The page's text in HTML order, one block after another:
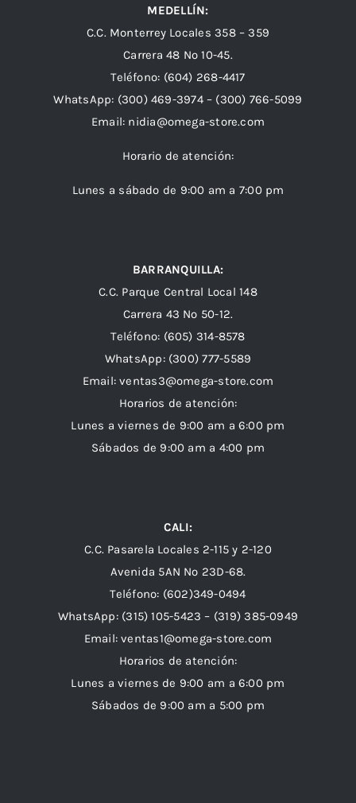
MEDELLÍN:
C.C. Monterrey Locales 358 – 359
Carrera 48 Nº 10-45.
Teléfono: (604) 268-4417
WhatsApp: (300) 469-3974 – (300) 766-5099
Email: nidia@omega-store.com
Horario de atención:
Lunes a sábado de 9:00 am a 7:00 pm
BARRANQUILLA:
C.C. Parque Central Local 148
Carrera 43 Nº 50-12.
Teléfono: (605) 314-8578
WhatsApp: (300) 777-5589
Email: ventas3@omega-store.com
Horarios de atención:
Lunes a viernes de 9:00 am a 6:00 pm
Sábados de 9:00 am a 4:00 pm
CALI:
C.C. Pasarela Locales 2-115 y 2-120
Avenida 5AN Nº 23D-68.
Teléfono: (602)349-0494
WhatsApp: (315) 105-5423 – (319) 385-0949
Email:ventas1@omega-store.com
Horarios de atención:
Lunes a viernes de 9:00 am a 6:00 pm
Sábados de 9:00 am a 5:00 pm